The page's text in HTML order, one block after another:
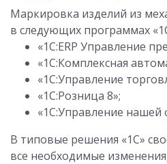
Маркировка изделий из
в следующих программах
«1С:ERP Управление
«1С:Комплексная
«1С:Управление
«1С:Розница 8»;
«1С:Управление нашей
В типовые решения «1С»
все необходимые